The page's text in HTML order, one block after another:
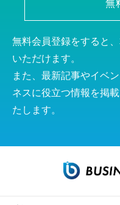
無
無料会員登録をすると
いただけます。
また、最新記事やイベ
ネスに役立つ情報を掲
たします。